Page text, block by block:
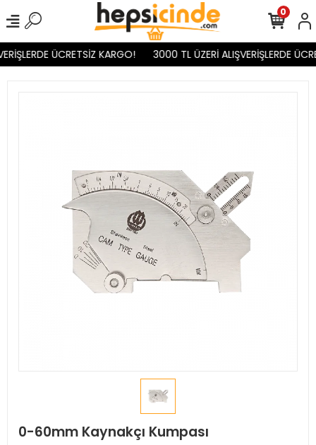
ÜCRETSİZ KARGO! 3000 TL ÜZERİ ALIŞVERİŞLERDE
0
0-60mm Kaynakçı Kumpası